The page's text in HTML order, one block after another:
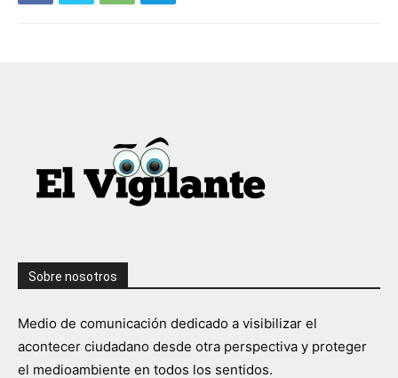
Sobre nosotros
Medio de comunicación dedicado a visibilizar el
acontecer ciudadano desde otra perspectiva y proteger
el medioambiente en todos los sentidos.